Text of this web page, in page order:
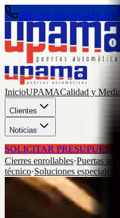
902 153 595·916 423 219|
InicioUPAMACalidad y
Clientes
Noticias
SOLICITAR PRESUPUESTO
Cierres enrollables·Puertas
técnico·Soluciones especiales